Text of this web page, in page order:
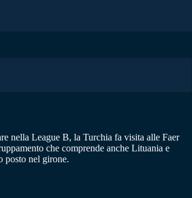
nella League B, la Turchia fa visita alle Faer
che comprende anche Lituania e
posto nel girone.